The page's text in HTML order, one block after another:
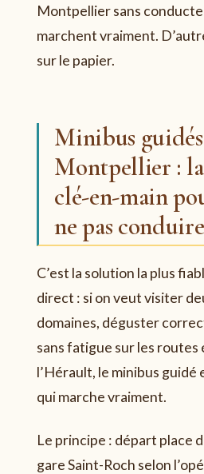
Montpellier sans
marchent vraiment.
sur le papier.
Minibus
Montpellier :
clé-en-main
ne pas conduire
C’est la solution la plus
direct : si on veut visiter
domaines, déguster
sans fatigue sur les
l’Hérault, le minibus guidé
qui marche vraiment.
Le principe : départ place
gare Saint-Roch selon